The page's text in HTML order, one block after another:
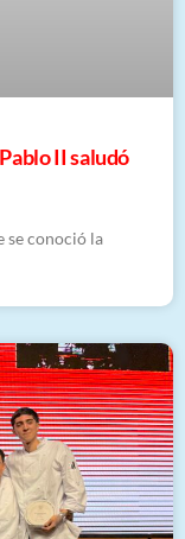
II saludó
se conoció la